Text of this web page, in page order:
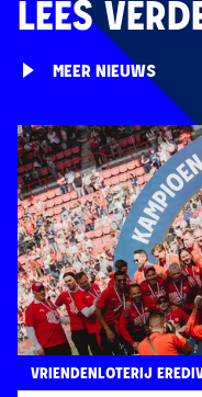
LEES
MEER NIEUWS
VRIENDENLOTERIJ